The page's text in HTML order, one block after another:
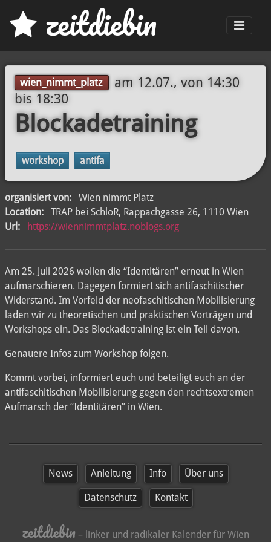
zeitdiebin
wien_nimmt_platz am 12.07., von 14:30
bis 18:30
Blockadetraining
workshop antifa
organisiert von:
Wien nimmt Platz
Location:
TRAP bei SchloR, Rappachgasse 26, 1110 Wien
Url:
https://wiennimmtplatz.noblogs.org
Am 25. Juli 2026 wollen die “Identitären” erneut in Wien
aufmarschieren. Dagegen formiert sich antifaschitischer
Widerstand. Im Vorfeld der neofaschitischen Mobilisierung
laden wir zu theoretischen und praktischen Vorträgen und
Workshops ein. Das Blockadetraining ist ein Teil davon.
Genauere Infos zum Workshop folgen.
Kommt vorbei, informiert euch und beteiligt euch an der
antifaschitischen Mobilisierung gegen den rechtsextremen
Aufmarsch der “Identitären” in Wien.
News Anleitung Info Über uns
Datenschutz Kontakt
zeitdiebin – linker und radikaler Kalender für Wien